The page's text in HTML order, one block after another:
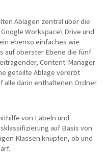
Ablagen zentral über die
Workspace\ Drive und
ebenso einfaches wie
auf oberster Ebene die fünf
Content-Manager
geteilte Ablage vererbt
alle darin enthaltenen Ordner
von Labeln und
auf Basis von
Klassen knüpfen, ob und